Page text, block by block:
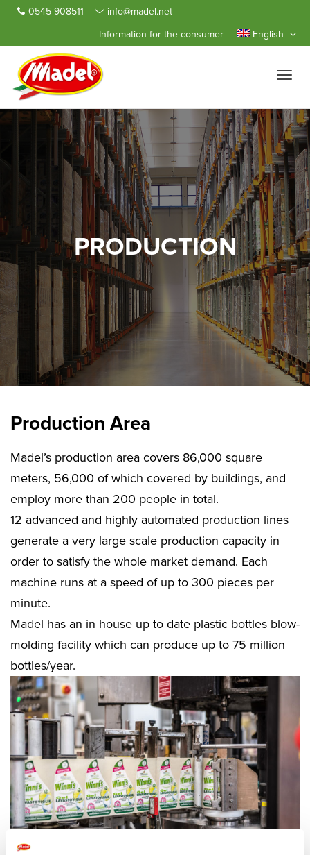
0545 908511
info@madel.net
Information for the consumer
English
PRODUCTION
Production Area
Madel’s production area covers 86,000 square
meters, 56,000 of which covered by buildings, and
employ more than 200 people in total.
12 advanced and highly automated production lines
generate a very large scale production capacity in
order to satisfy the whole market demand. Each
machine runs at a speed of up to 300 pieces per
minute.
Madel has an in house up to date plastic bottles blow-
molding facility which can produce up to 75 million
bottles/year.